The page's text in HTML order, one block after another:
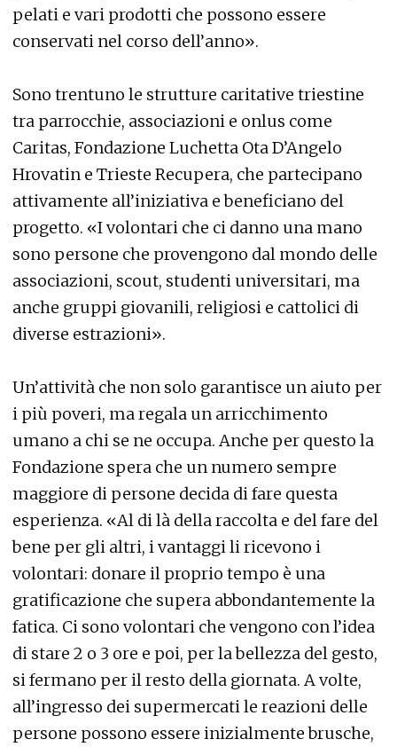
pelati e vari prodotti che possono essere
conservati nel corso dell’anno».
Sono trentuno le strutture caritative triestine
tra parrocchie, associazioni e onlus come
Caritas, Fondazione Luchetta Ota D’Angelo
Hrovatin e Trieste Recupera, che partecipano
attivamente all’iniziativa e beneficiano del
progetto. «I volontari che ci danno una mano
sono persone che provengono dal mondo delle
associazioni, scout, studenti universitari, ma
anche gruppi giovanili, religiosi e cattolici di
diverse estrazioni».
Un’attività che non solo garantisce un aiuto per
i più poveri, ma regala un arricchimento
umano a chi se ne occupa. Anche per questo la
Fondazione spera che un numero sempre
maggiore di persone decida di fare questa
esperienza. «Al di là della raccolta e del fare del
bene per gli altri, i vantaggi li ricevono i
volontari: donare il proprio tempo è una
gratificazione che supera abbondantemente la
fatica. Ci sono volontari che vengono con l’idea
di stare 2 o 3 ore e poi, per la bellezza del gesto,
si fermano per il resto della giornata. A volte,
all’ingresso dei supermercati le reazioni delle
persone possono essere inizialmente brusche,